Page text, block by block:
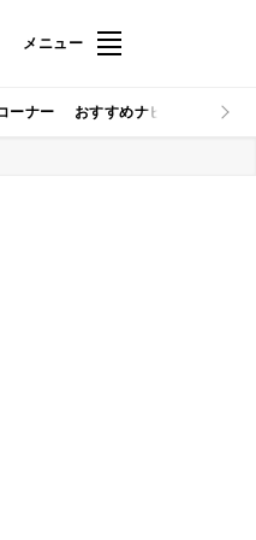
メニュー
ーナー おすすめナビ マイナビ